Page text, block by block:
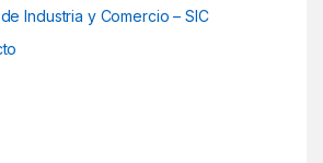
Industria y Comercio – SIC